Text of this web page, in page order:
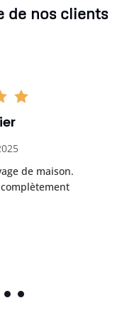
de nos clients
de maison.
complètement